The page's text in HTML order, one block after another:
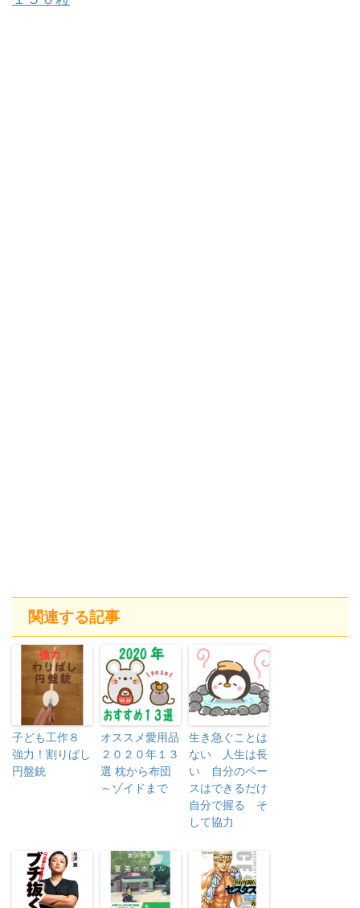
関連する記事
子ども工作８
強力！割りばし
円盤銃
オススメ愛用品
２０２０年１３
選 枕から布団
～ゾイドまで
生き急ぐことは
ない 人生は長
い 自分のペー
スはできるだけ
自分で握る そ
して協力